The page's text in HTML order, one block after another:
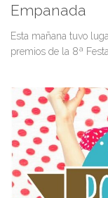
Empanada
Esta mañana tuvo
premios de la 8ª